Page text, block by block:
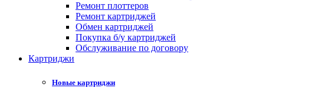
Ремонт плоттеров
Ремонт картриджей
Обмен картриджей
Покупка б/у картриджей
Обслуживание по договору
Картриджи
Новые картриджи